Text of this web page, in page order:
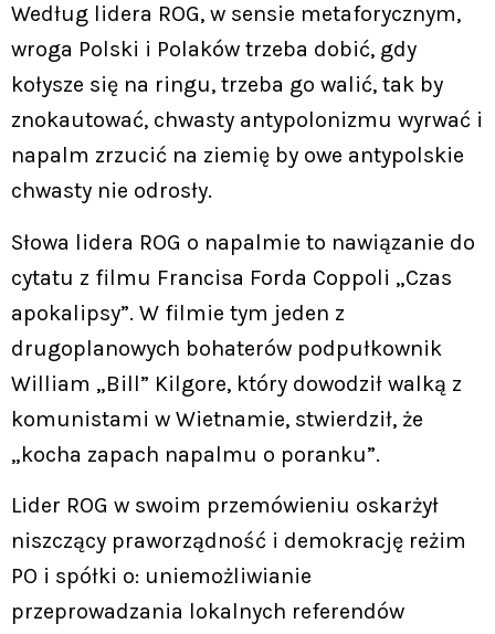
Według lidera ROG, w sensie metaforycznym,
wroga Polski i Polaków trzeba dobić, gdy
kołysze się na ringu, trzeba go walić, tak by
znokautować, chwasty antypolonizmu wyrwać i
napalm zrzucić na ziemię by owe antypolskie
chwasty nie odrosły.
Słowa lidera ROG o napalmie to nawiązanie do
cytatu z filmu Francisa Forda Coppoli „Czas
apokalipsy”. W filmie tym jeden z
drugoplanowych bohaterów podpułkownik
William „Bill” Kilgore, który dowodził walką z
komunistami w Wietnamie, stwierdził, że
„kocha zapach napalmu o poranku”.
Lider ROG w swoim przemówieniu oskarżył
niszczący praworządność i demokrację reżim
PO i spółki o: uniemożliwianie
przeprowadzania lokalnych referendów